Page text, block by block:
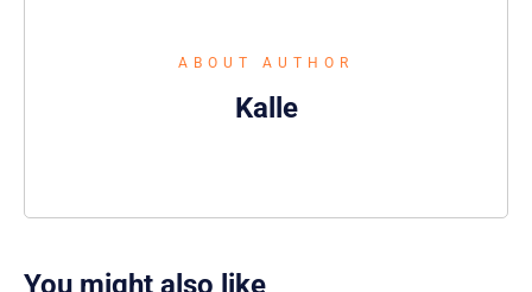
ABOUT AUTHOR
Kalle
You might also like